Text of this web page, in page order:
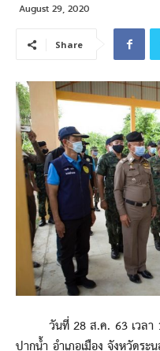
August 29, 2020
Share
วันที่ 28 ส.ค. 63 เวลา